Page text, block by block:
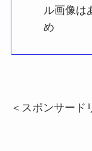
ル画像は
め
＜スポンサード